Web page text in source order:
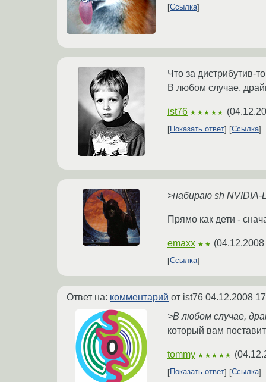
Ссылка
Что за дистрибутив-
В любом случае,
ist76 ★★★★★ (
Показать ответ Ссылка
>набираю sh NVIDIA-
Прямо как дети -
emaxx ★★ (
Ссылка
Ответ на: комментарий от ist76 04.12.2008
>В любом случае,
который вам
tommy ★★★★★ (
Показать ответ Ссылка